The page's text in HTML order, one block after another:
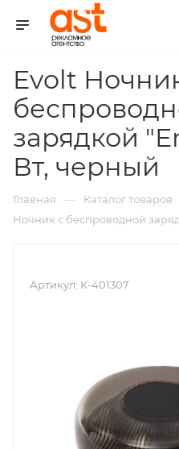
Evolt
зарядкой
Вт, черный
Главная — Каталог товаров
Ночник с беспроводной
Артикул: K-401307